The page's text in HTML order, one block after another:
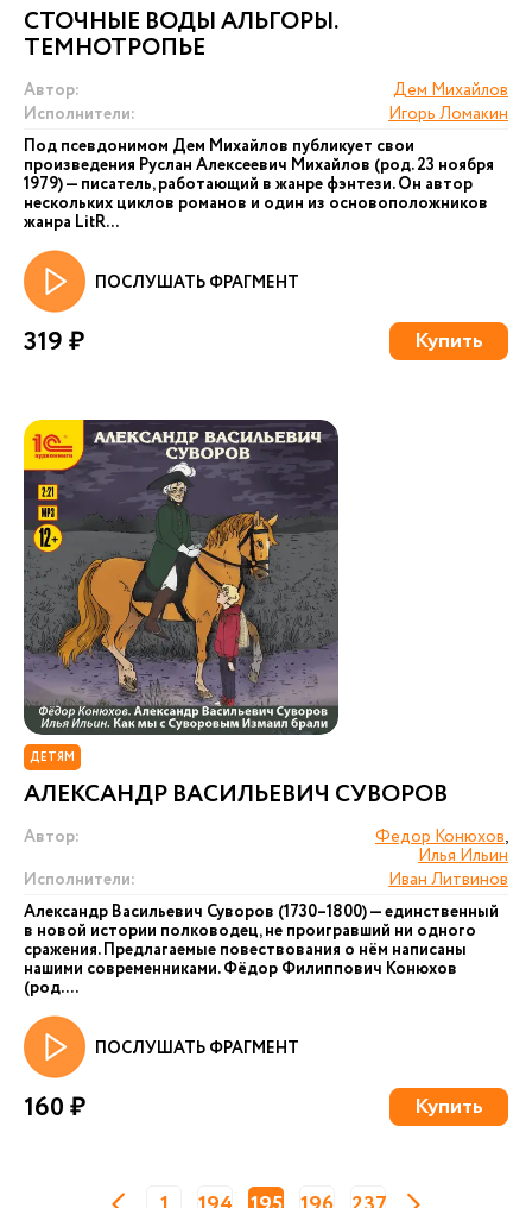
СТОЧНЫЕ ВОДЫ АЛЬГОРЫ.
ТЕМНОТРОПЬЕ
Автор:
Дем Михайлов
Исполнители:
Игорь Ломакин
Под псевдонимом Дем Михайлов публикует свои
произведения Руслан Алексеевич Михайлов (род. 23 ноября
1979) — писатель, работающий в жанре фэнтези. Он автор
нескольких циклов романов и один из основоположников
жанра LitR...
ПОСЛУШАТЬ ФРАГМЕНТ
319 ₽ Купить
ДЕТЯМ
АЛЕКСАНДР ВАСИЛЬЕВИЧ СУВОРОВ
Автор: Федор Конюхов,
Илья Ильин
Исполнители:
Иван Литвинов
Александр Васильевич Суворов (1730–1800) — единственный
в новой истории полководец, не проигравший ни одного
сражения. Предлагаемые повествования о нём написаны
нашими современниками. Фёдор Филиппович Конюхов
(род....
ПОСЛУШАТЬ ФРАГМЕНТ
160 ₽ Купить